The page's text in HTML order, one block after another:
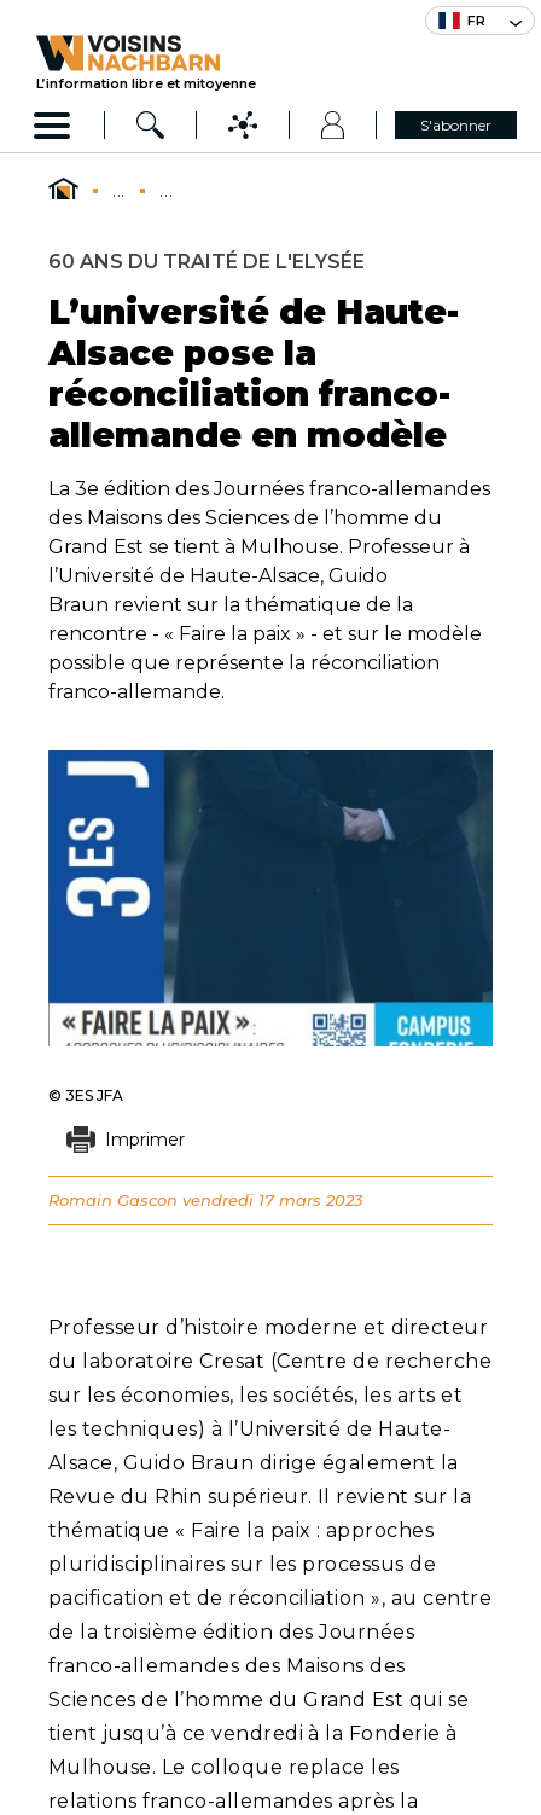
FR
L’information libre et mitoyenne
S'abonner
... ...
60 ANS DU TRAITÉ DE L'ELYSÉE
L’université de Haute-
Alsace pose la
réconciliation franco-
allemande en modèle
La 3e édition des Journées franco-allemandes
des Maisons des Sciences de l’homme du
Grand Est se tient à Mulhouse. Professeur à
l’Université de Haute-Alsace, Guido
Braun revient sur la thématique de la
rencontre - « Faire la paix » - et sur le modèle
possible que représente la réconciliation
franco-allemande.
Professeur d’histoire moderne et directeur
du laboratoire Cresat (Centre de recherche
sur les économies, les sociétés, les arts et
les techniques) à l’Université de Haute-
Alsace, Guido Braun dirige également la
Revue du Rhin supérieur. Il revient sur la
thématique « Faire la paix : approches
pluridisciplinaires sur les processus de
pacification et de réconciliation », au centre
de la troisième édition des Journées
franco-allemandes des Maisons des
Sciences de l’homme du Grand Est qui se
tient jusqu’à ce vendredi à la Fonderie à
Mulhouse. Le colloque replace les
relations franco-allemandes après la
© 3ES JFA
Imprimer
Romain Gascon vendredi 17 mars 2023